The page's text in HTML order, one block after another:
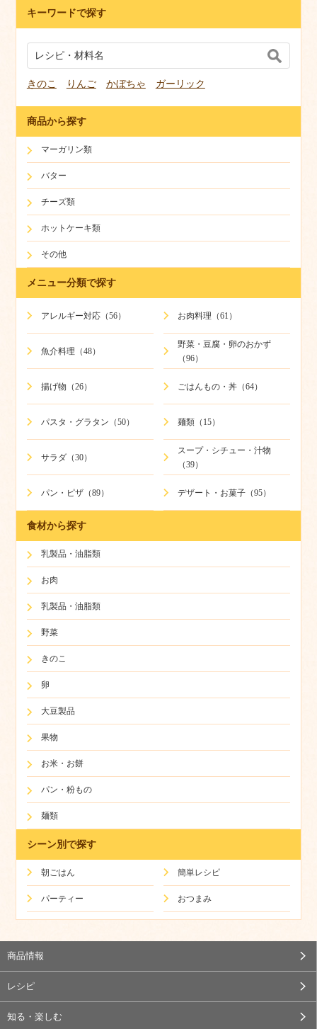
キーワードで探す
きのこ りんご かぼちゃ ガーリック
商品から探す
マーガリン類
バター
チーズ類
ホットケーキ類
その他
メニュー分類で探す
アレルギー対応（56） お肉料理（61）
魚介料理（48）
野菜・豆腐・卵のおかず
（96）
揚げ物（26） ごはんもの・丼（64）
パスタ・グラタン（50） 麺類（15）
サラダ（30）
スープ・シチュー・汁物
（39）
パン・ピザ（89） デザート・お菓子（95）
食材から探す
乳製品・油脂類
お肉
乳製品・油脂類
野菜
きのこ
卵
大豆製品
果物
お米・お餅
パン・粉もの
麺類
シーン別で探す
朝ごはん 簡単レシピ
パーティー おつまみ
商品情報
レシピ
知る・楽しむ